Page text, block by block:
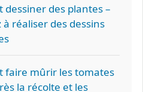
dessiner des plantes –
réaliser des dessins
faire mûrir les tomates
la récolte et les